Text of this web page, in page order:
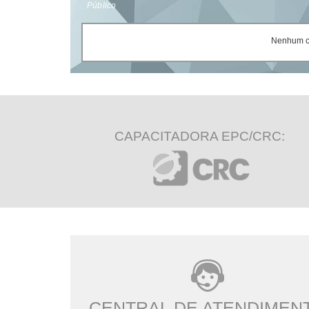
Público
Nenhum
CAPACITADORA EPC/CRC: